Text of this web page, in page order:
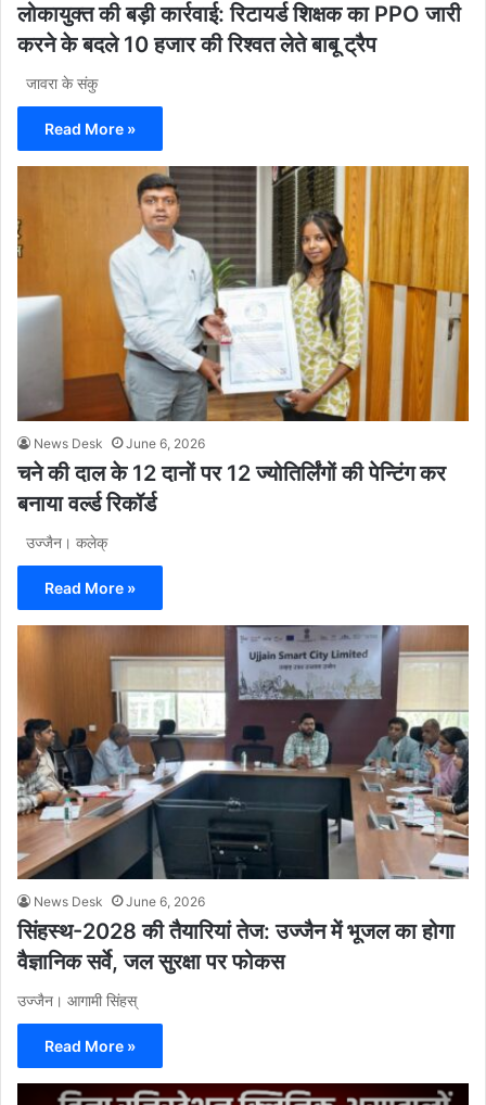
लोकायुक्त की बड़ी कार्रवाई: रिटायर्ड शिक्षक का PPO जारी
करने के बदले 10 हजार की रिश्वत लेते बाबू ट्रैप
जावरा के संकु
Read More »
News Desk June 6, 2026
चने की दाल के 12 दानों पर 12 ज्योतिर्लिंगों की पेन्टिंग कर
बनाया वर्ल्ड रिकॉर्ड
उज्जैन। कलेक्
Read More »
News Desk June 6, 2026
सिंहस्थ-2028 की तैयारियां तेज: उज्जैन में भूजल का होगा
वैज्ञानिक सर्वे, जल सुरक्षा पर फोकस
उज्जैन। आगामी सिंहस्
Read More »